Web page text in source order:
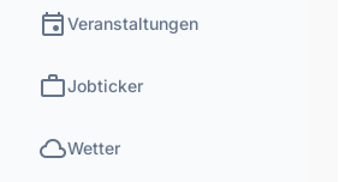
eventVeranstaltungen
workJobticker
cloudWetter